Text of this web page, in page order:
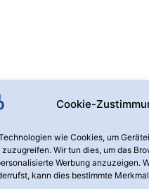
Cookie-
wie Cookies, um
Wir tun dies, um das
Werbung anzuzeigen.
kann dies bestimmte